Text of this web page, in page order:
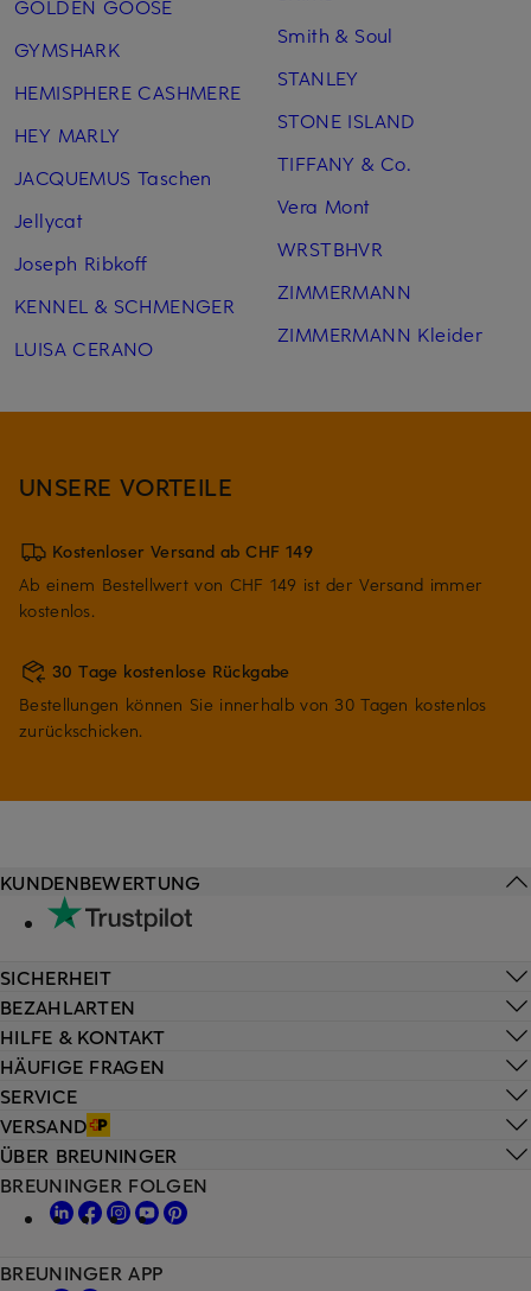
GOLDEN GOOSE
GYMSHARK
HEMISPHERE CASHMERE
HEY MARLY
JACQUEMUS Taschen
Jellycat
Joseph Ribkoff
KENNEL & SCHMENGER
LUISA CERANO
Smith & Soul
STANLEY
STONE ISLAND
TIFFANY & Co.
Vera Mont
WRSTBHVR
ZIMMERMANN
ZIMMERMANN Kleider
UNSERE VORTEILE
Kostenloser Versand ab CHF 149
Ab einem Bestellwert von CHF 149 ist der Versand immer
kostenlos.
30 Tage kostenlose Rückgabe
Bestellungen können Sie innerhalb von 30 Tagen kostenlos
zurückschicken.
HILFE & KONTAKT
HÄUFIGE FRAGEN
SERVICE
VERSAND
KUNDENBEWERTUNG
SICHERHEIT
BEZAHLARTEN
ÜBER BREUNINGER
BREUNINGER FOLGEN
BREUNINGER APP